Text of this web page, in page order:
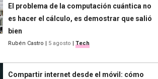
El problema de la computación cuántica no
es hacer el cálculo, es demostrar que salió
bien
Rubén Castro | 5 agosto | Tech
Compartir internet desde el móvil: cómo